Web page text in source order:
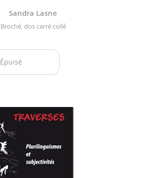
Sandra Lasne
Broché, dos carré collé
Épuisé